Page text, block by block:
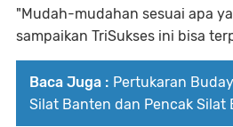
"Mudah-mudahan sesuai apa
sampaikan TriSukses ini bisa
Baca Juga : Pertukaran
Silat Banten dan Pencak Silat